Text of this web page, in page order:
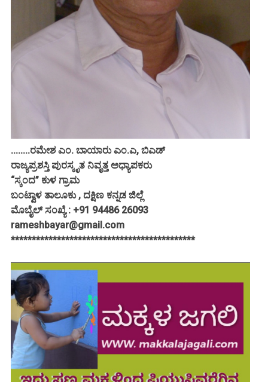
........ರಮೇಶ ಎಂ. ಬಾಯಾರು ಎಂ.ಎ, ಬಿಎಡ್
ರಾಜ್ಯಪ್ರಶಸ್ತಿ ಪುರಸ್ಕೃತ ನಿವೃತ್ತ ಅಧ್ಯಾಪಕರು
“ಸ್ಕಂದ” ಕುಳ ಗ್ರಾಮ
ಬಂಟ್ವಾಳ ತಾಲೂಕು , ದಕ್ಷಿಣ ಕನ್ನಡ ಜಿಲ್ಲೆ
ಮೊಬೈಲ್ ಸಂಖ್ಯೆ : +91 94486 26093
rameshbayar@gmail.com
********************************************